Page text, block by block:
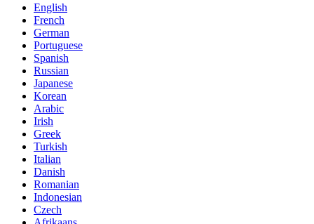
English
French
German
Portuguese
Spanish
Russian
Japanese
Korean
Arabic
Irish
Greek
Turkish
Italian
Danish
Romanian
Indonesian
Czech